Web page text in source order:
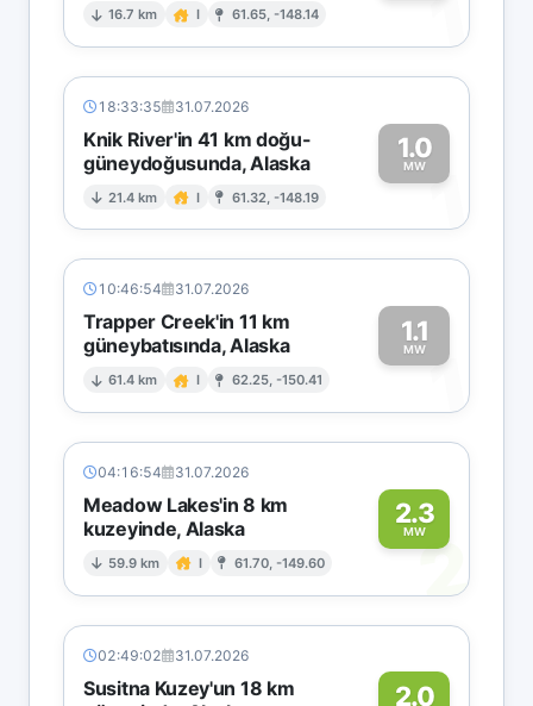
16.7 km I 61.65, -148.14 1
18:33:35 31.07.2026
Knik River'in 41 km doğu-
güneydoğusunda, Alaska
21.4 km I 61.32, -148.19
1.0
MW1
10:46:54 31.07.2026
Trapper Creek'in 11 km
güneybatısında, Alaska
61.4 km I 62.25, -150.41
1.1
MW1
04:16:54 31.07.2026
Meadow Lakes'in 8 km
kuzeyinde, Alaska
59.9 km I 61.70, -149.60
2.3
MW2
02:49:02 31.07.2026
Susitna Kuzey'un 18 km
2.0